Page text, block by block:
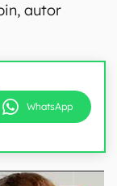
autor
WhatsApp